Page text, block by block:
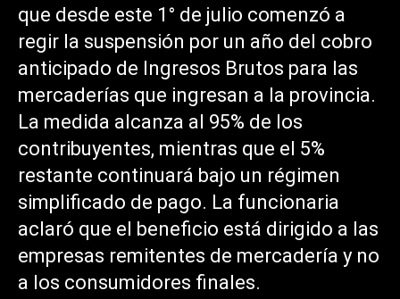
que desde este 1° de julio comenzó a
regir la suspensión por un año del cobro
anticipado de Ingresos Brutos para las
mercaderías que ingresan a la provincia.
La medida alcanza al 95% de los
contribuyentes, mientras que el 5%
restante continuará bajo un régimen
simplificado de pago. La funcionaria
aclaró que el beneficio está dirigido a las
empresas remitentes de mercadería y no
a los consumidores finales.